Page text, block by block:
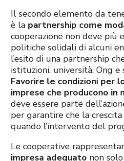
Il secondo elemento da
è la partnership come
cooperazione non deve
politiche solidali di alcuni
l’esito di una partnership
istituzioni, università, Ong
Favorire le condizioni per
imprese che producono in
deve essere parte
per garantire che la
quando l’intervento del
Le cooperative
impresa adeguato non